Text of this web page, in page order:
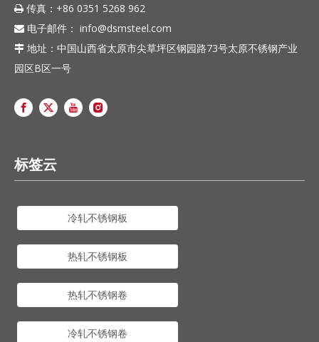
 传真：+86 0351 5268 962
 电子邮件： info@dsmsteel.com
 地址：中国山西省太原市尖草坪区钢园路73号太原不锈钢产业
园区B区一号
标签云
冷轧不锈钢板
热轧不锈钢板
热轧不锈钢卷
冷轧不锈钢卷